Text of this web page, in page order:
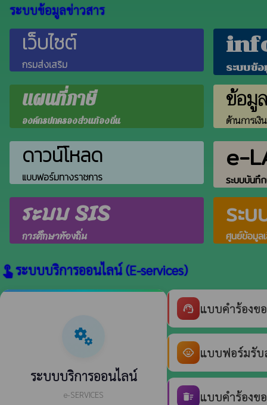
ระบบข้อมูลข่าวสาร
เว็บไซต์
กรมส่งเสริม ระบบข้
แผนที่ภาษี
องค์กรปกครองส่วนท้องถิ่น
ข้อมูล
ด้านการเ
ดาวน์โหลด
แบบฟอร์มทางราชการ
e-
ระบบบัน
ระบบ SIS
การศึกษาท้องถิ่น
ระบ
ศูนย์ข้อมูล
touch_appระบบบริการออนไลน์ (E-services)
miscellaneous_services
ระบบบริการออนไลน์
e-SERVICES
support_agent แบบคำร้องข
child_care แบบฟอร์มรับ
delete_sweep แบบคำร้องข